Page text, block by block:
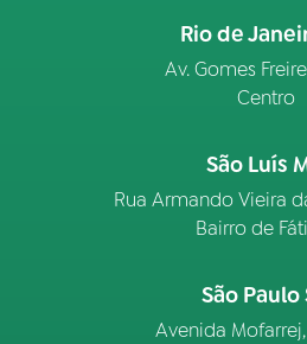
Rio de
Av. Gomes
Centro
São Luís
Rua Armando Vieira
Bairro de
São Paulo
Avenida Mofarrej,